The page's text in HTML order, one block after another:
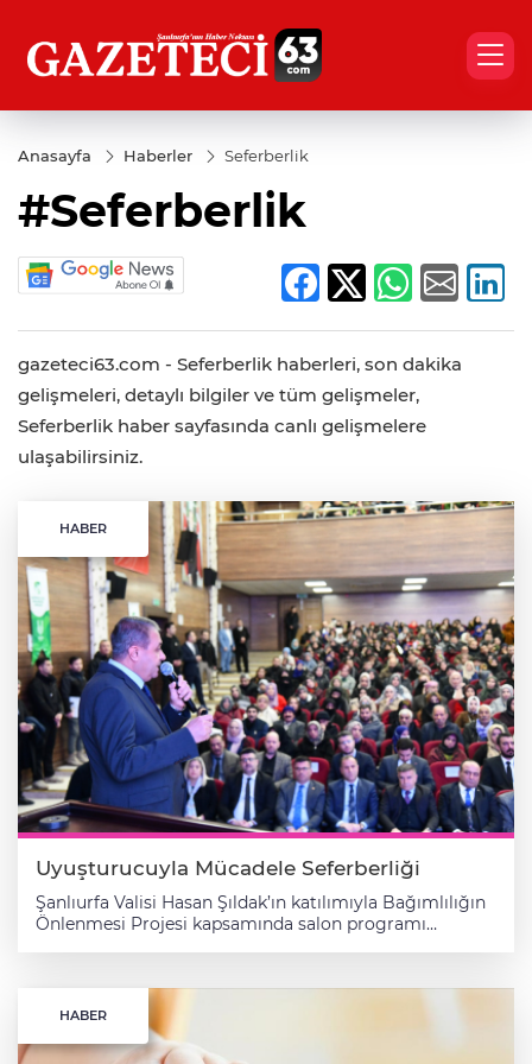
Anasayfa Haberler Seferberlik
#Seferberlik
gazeteci63.com - Seferberlik haberleri, son dakika
gelişmeleri, detaylı bilgiler ve tüm gelişmeler,
Seferberlik haber sayfasında canlı gelişmelere
ulaşabilirsiniz.
HABER
Uyuşturucuyla Mücadele Seferberliği
Şanlıurfa Valisi Hasan Şıldak’ın katılımıyla Bağımlılığın
Önlenmesi Projesi kapsamında salon programı
Şıldak, Şanlıurfa’da uyuşturucuyla mücadele
konusunda seferberlik çağrısı yaparak, tüm
kesimlerden destek istedi. Programda konuşan Vali
Şıldak, Uyuşturucuyla mücadelenin hayati önem
HABER